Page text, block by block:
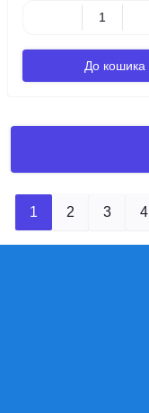
До кошика
1 2 3 4